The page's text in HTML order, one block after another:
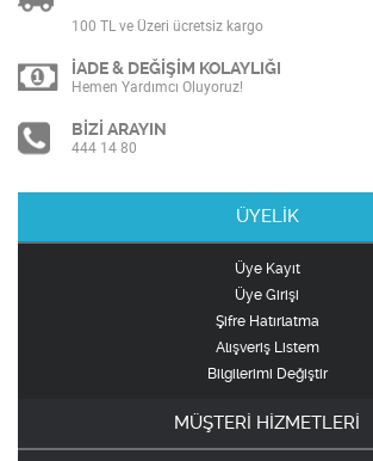
100 TL ve Üzeri ücretsiz kargo
İADE & DEĞİŞİM KOLAYLIĞI
Hemen Yardımcı Oluyoruz!
BİZİ ARAYIN
444 14 80
ÜYELİK
Üye Kayıt
Üye Girişi
Şifre Hatırlatma
Alışveriş Listem
Bilgilerimi Değiştir
MÜŞTERİ HİZMETLERİ